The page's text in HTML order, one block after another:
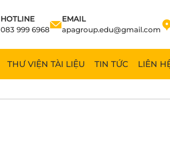
HOTLINE
083 999 6968
EMAIL
apagroup.edu@gmail.com
THƯ VIỆN TÀI LIỆU TIN TỨC LIÊN